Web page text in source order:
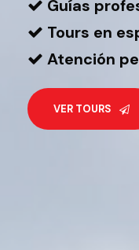
Guías
Tours en
Atención
VER TOURS